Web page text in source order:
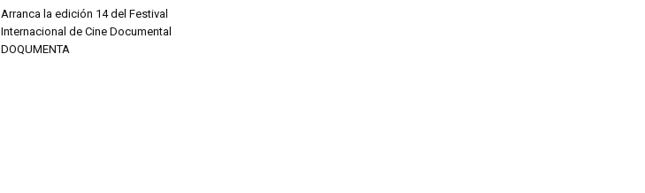
Arranca la edición 14 del Festival
Internacional de Cine Documental
DOQUMENTA